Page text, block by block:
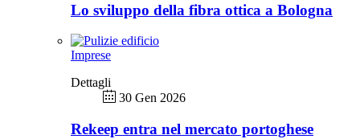
Lo sviluppo della fibra ottica a Bologna
Imprese
Dettagli
30 Gen 2026
Rekeep entra nel mercato portoghese